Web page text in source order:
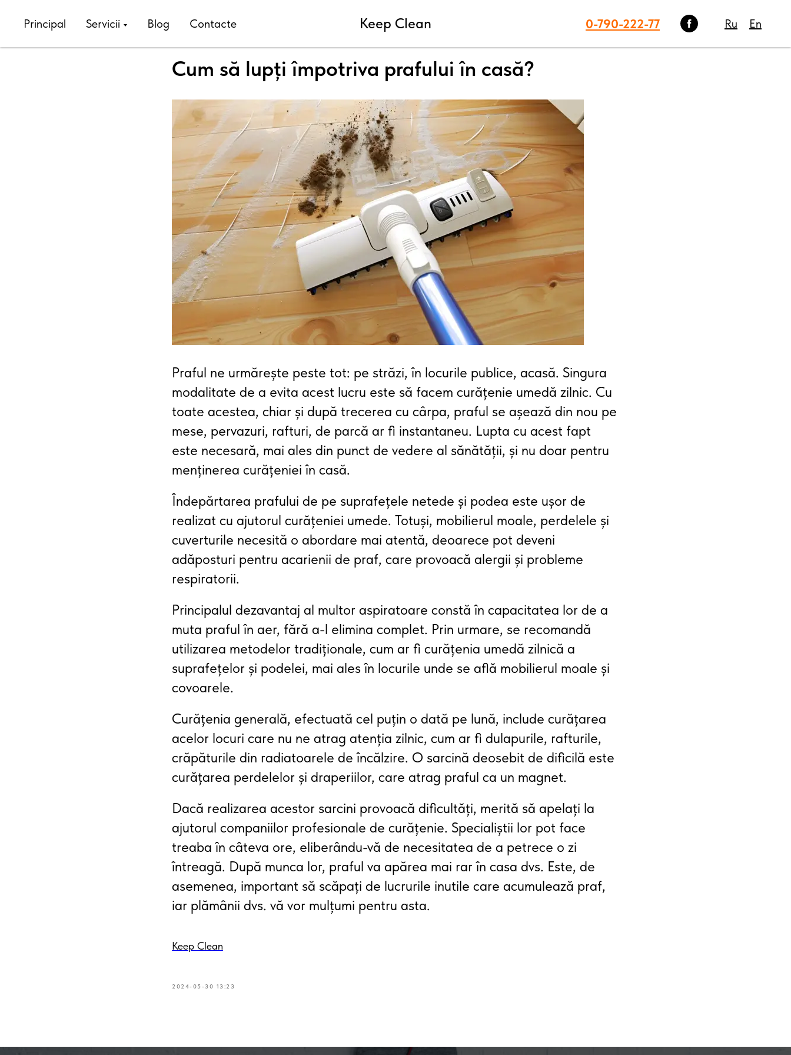
Blog compania de curatenia Keep Clean
Cum să lupți împotriva prafului în casă?
Praful ne urmărește peste tot: pe străzi, în locurile publice, acasă. Singura
modalitate de a evita acest lucru este să facem curățenie umedă zilnic. Cu
toate acestea, chiar și după trecerea cu cârpa, praful se așează din nou pe
mese, pervazuri, rafturi, de parcă ar fi instantaneu. Lupta cu acest fapt
este necesară, mai ales din punct de vedere al sănătății, și nu doar pentru
menținerea curățeniei în casă.
Îndepărtarea prafului de pe suprafețele netede și podea este ușor de
realizat cu ajutorul curățeniei umede. Totuși, mobilierul moale, perdelele și
cuverturile necesită o abordare mai atentă, deoarece pot deveni
adăposturi pentru acarienii de praf, care provoacă alergii și probleme
respiratorii.
Principalul dezavantaj al multor aspiratoare constă în capacitatea lor de a
muta praful în aer, fără a-l elimina complet. Prin urmare, se recomandă
utilizarea metodelor tradiționale, cum ar fi curățenia umedă zilnică a
suprafețelor și podelei, mai ales în locurile unde se află mobilierul moale și
covoarele.
Curățenia generală, efectuată cel puțin o dată pe lună, include curățarea
acelor locuri care nu ne atrag atenția zilnic, cum ar fi dulapurile, rafturile,
crăpăturile din radiatoarele de încălzire. O sarcină deosebit de dificilă este
curățarea perdelelor și draperiilor, care atrag praful ca un magnet.
Dacă realizarea acestor sarcini provoacă dificultăți, merită să apelați la
ajutorul companiilor profesionale de curățenie. Specialiștii lor pot face
treaba în câteva ore, eliberându-vă de necesitatea de a petrece o zi
întreagă. După munca lor, praful va apărea mai rar în casa dvs. Este, de
asemenea, important să scăpați de lucrurile inutile care acumulează praf,
iar plămânii dvs. vă vor mulțumi pentru asta.
Keep Clean
2024-05-30 13:23
Keep Clean
Principal Servicii Blog Contacte 0-790-222-77 Ru En